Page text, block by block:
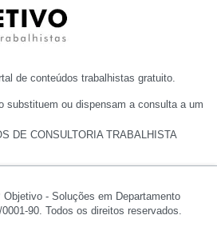
de conteúdos trabalhistas gratuito.
substituem ou dispensam a consulta a um
DE CONSULTORIA TRABALHISTA
- Soluções em Departamento
90. Todos os direitos reservados.